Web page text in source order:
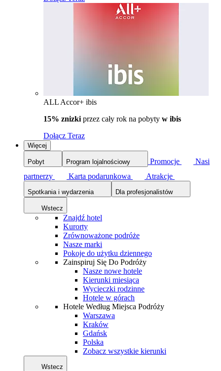
ALL Accor+ ibis
15% znizki przez cały rok na pobyty w ibis
Dołącz Teraz
Więcej
Pobyt Program lojalnościowy Promocje
Nasi
partnerzy
Karta podarunkowa Atrakcje
Spotkania i wydarzenia Dla profesjonalistów
Wstecz
Znajdź hotel
Kurorty
Zrównoważone podróże
Nasze marki
Pokoje do użytku dziennego
Zainspiruj Się Do Podróży
Nasze nowe hotele
Kierunki miesiąca
Wycieczki rodzinne
Hotele w górach
Hotele Według Miejsca Podróży
Warszawa
Kraków
Gdańsk
Polska
Zobacz wszystkie kierunki
Wstecz